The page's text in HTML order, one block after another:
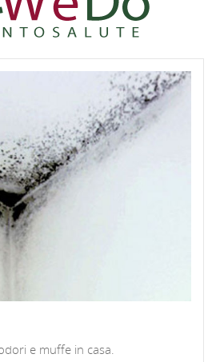
e muffe in casa.